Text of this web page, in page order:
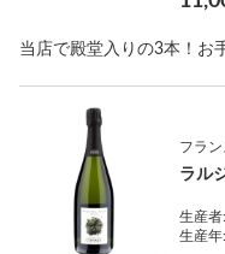
当店で殿堂入りの3本！お
フラ
ラル
生産者:
生産年: